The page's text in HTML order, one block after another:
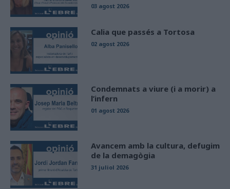
03 agost 2026
Calia que passés a Tortosa
02 agost 2026
Condemnats a viure (i a morir) a
l’infern
01 agost 2026
Avancem amb la cultura, defugim
de la demagògia
31 juliol 2026